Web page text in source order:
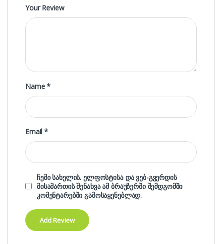
Your Review
Name*
Email*
ჩემი სახელის. ელფოსტისა და ვებ-გვერდის
მისამართის შენახვა ამ ბრაუზერში შემდგომში
კომენტარებში გამოსაყენებლად.